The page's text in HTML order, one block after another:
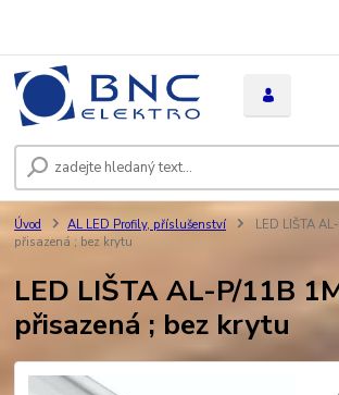
Úvod AL LED Profily, příslušenství
LED LIŠTA
přisazená ; bez krytu
LED LIŠTA AL-P/11B
přisazená ; bez krytu